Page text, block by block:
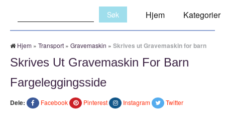
Hjem Kategorier
Hjem » Transport » Gravemaskin » Skrives ut Gravemaskin for barn
Skrives Ut Gravemaskin For Barn
Fargeleggingsside
Dele: Facebook Pinterest Instagram Twitter